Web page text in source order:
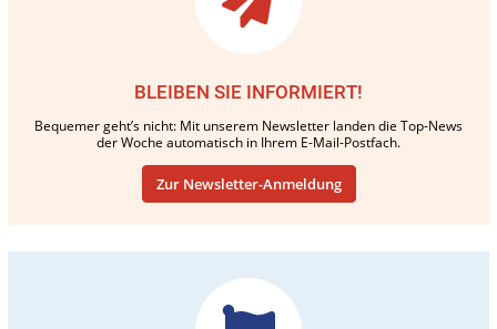
BLEIBEN SIE INFORMIERT!
Bequemer geht’s nicht: Mit unserem Newsletter landen die Top-News
der Woche automatisch in Ihrem E-Mail-Postfach.
Zur Newsletter-Anmeldung